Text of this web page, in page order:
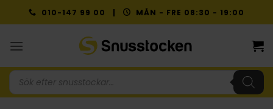
to
010-147 99 00 | MÅN - FRE 08:30 - 19:00
Produktsökning